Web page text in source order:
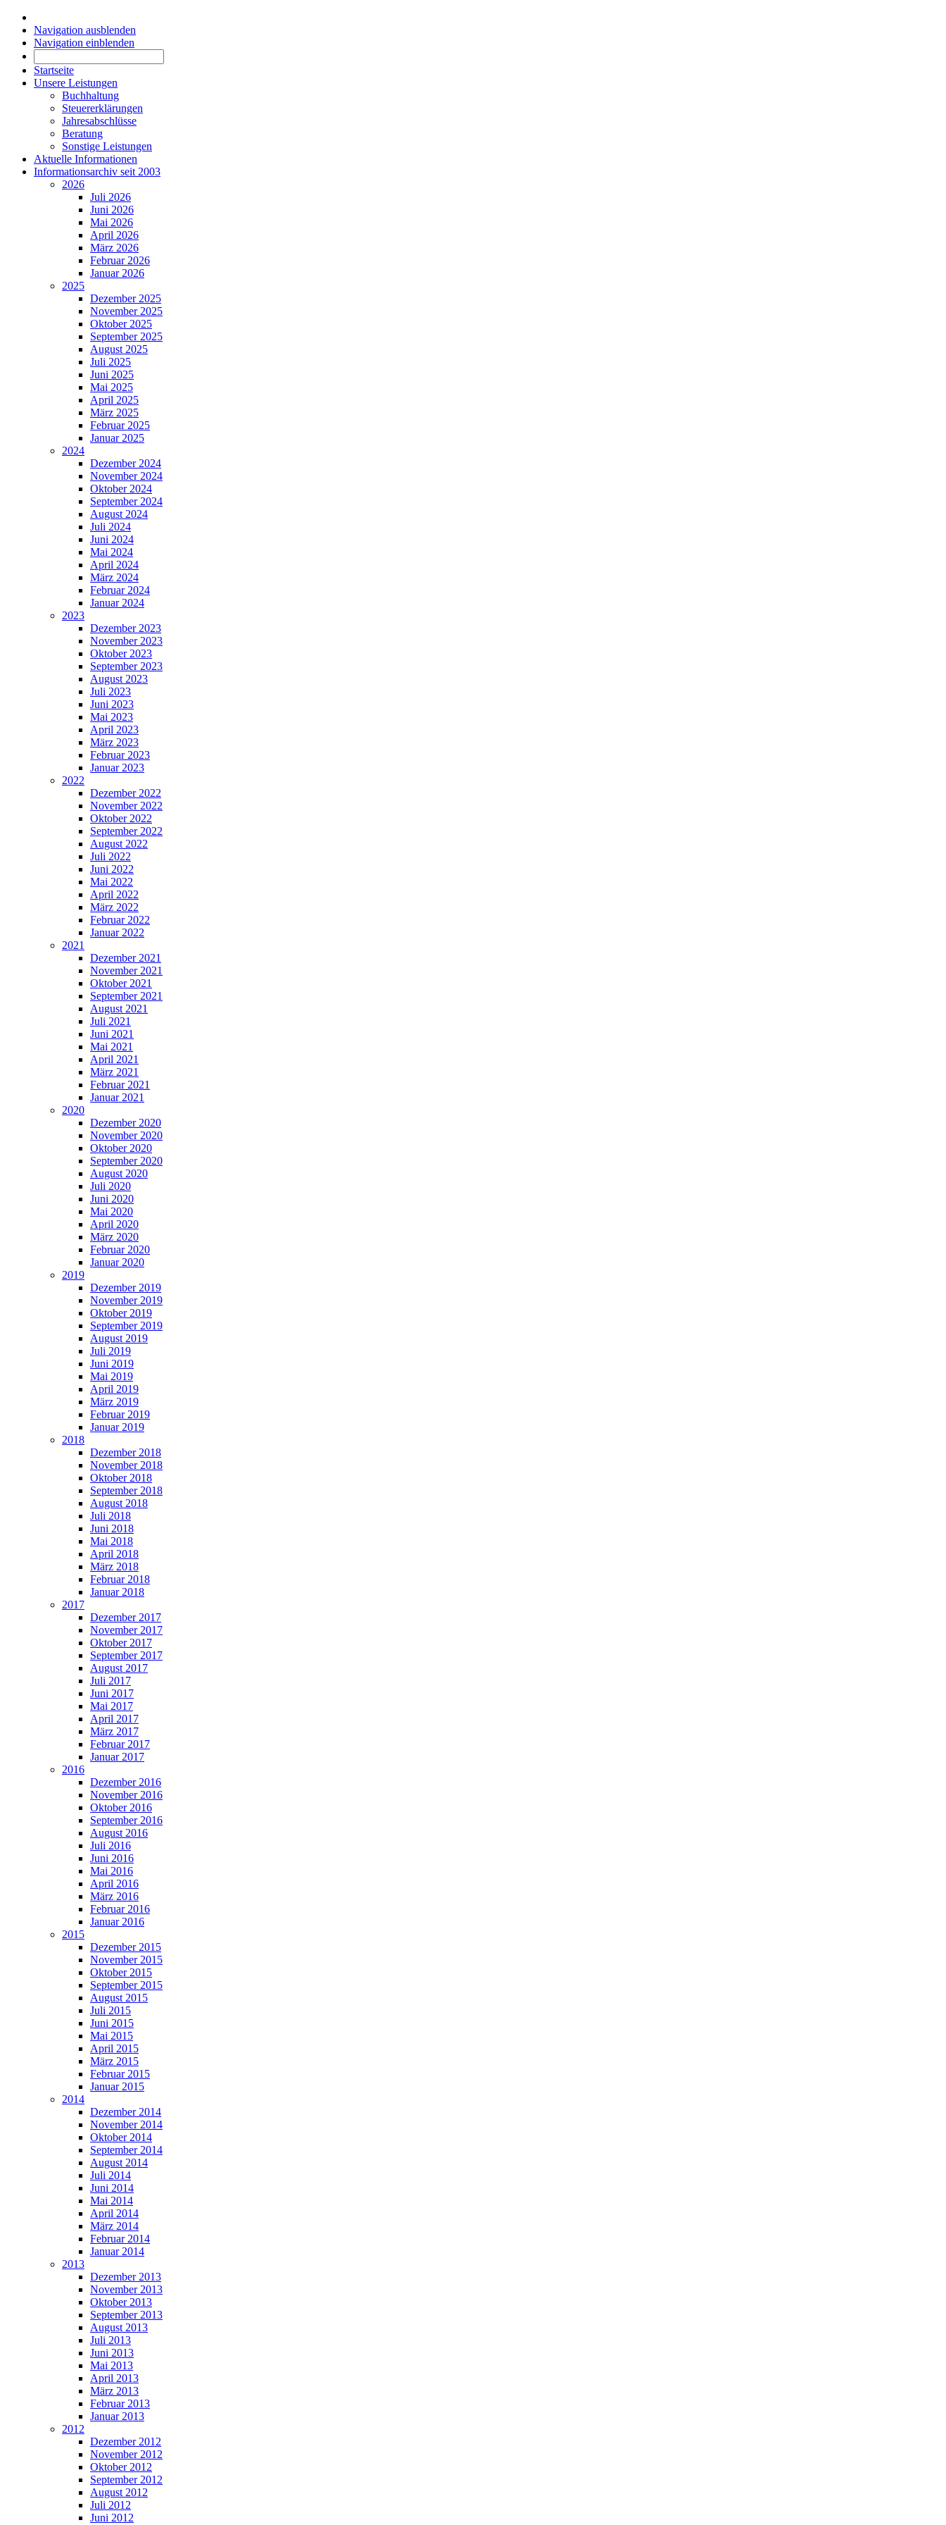
Navigation ausblenden
Navigation einblenden
Startseite
Unsere Leistungen
Buchhaltung
Steuererklärungen
Jahresabschlüsse
Beratung
Sonstige Leistungen
Aktuelle Informationen
Informationsarchiv seit 2003
2026
Juli 2026
Juni 2026
Mai 2026
April 2026
März 2026
Februar 2026
Januar 2026
2025
Dezember 2025
November 2025
Oktober 2025
September 2025
August 2025
Juli 2025
Juni 2025
Mai 2025
April 2025
März 2025
Februar 2025
Januar 2025
2024
Dezember 2024
November 2024
Oktober 2024
September 2024
August 2024
Juli 2024
Juni 2024
Mai 2024
April 2024
März 2024
Februar 2024
Januar 2024
2023
Dezember 2023
November 2023
Oktober 2023
September 2023
August 2023
Juli 2023
Juni 2023
Mai 2023
April 2023
März 2023
Februar 2023
Januar 2023
2022
Dezember 2022
November 2022
Oktober 2022
September 2022
August 2022
Juli 2022
Juni 2022
Mai 2022
April 2022
März 2022
Februar 2022
Januar 2022
2021
Dezember 2021
November 2021
Oktober 2021
September 2021
August 2021
Juli 2021
Juni 2021
Mai 2021
April 2021
März 2021
Februar 2021
Januar 2021
2020
Dezember 2020
November 2020
Oktober 2020
September 2020
August 2020
Juli 2020
Juni 2020
Mai 2020
April 2020
März 2020
Februar 2020
Januar 2020
2019
Dezember 2019
November 2019
Oktober 2019
September 2019
August 2019
Juli 2019
Juni 2019
Mai 2019
April 2019
März 2019
Februar 2019
Januar 2019
2018
Dezember 2018
November 2018
Oktober 2018
September 2018
August 2018
Juli 2018
Juni 2018
Mai 2018
April 2018
März 2018
Februar 2018
Januar 2018
2017
Dezember 2017
November 2017
Oktober 2017
September 2017
August 2017
Juli 2017
Juni 2017
Mai 2017
April 2017
März 2017
Februar 2017
Januar 2017
2016
Dezember 2016
November 2016
Oktober 2016
September 2016
August 2016
Juli 2016
Juni 2016
Mai 2016
April 2016
März 2016
Februar 2016
Januar 2016
2015
Dezember 2015
November 2015
Oktober 2015
September 2015
August 2015
Juli 2015
Juni 2015
Mai 2015
April 2015
März 2015
Februar 2015
Januar 2015
2014
Dezember 2014
November 2014
Oktober 2014
September 2014
August 2014
Juli 2014
Juni 2014
Mai 2014
April 2014
März 2014
Februar 2014
Januar 2014
2013
Dezember 2013
November 2013
Oktober 2013
September 2013
August 2013
Juli 2013
Juni 2013
Mai 2013
April 2013
März 2013
Februar 2013
Januar 2013
2012
Dezember 2012
November 2012
Oktober 2012
September 2012
August 2012
Juli 2012
Juni 2012